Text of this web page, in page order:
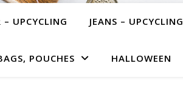
– UPCYCLING JEANS – UPCYCLING
POUCHES HALLOWEEN